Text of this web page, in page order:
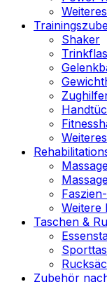
Shaker
Weitere
Taschen &
Zubehör